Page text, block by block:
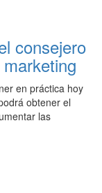
consejero
en práctica hoy
obtener el
las